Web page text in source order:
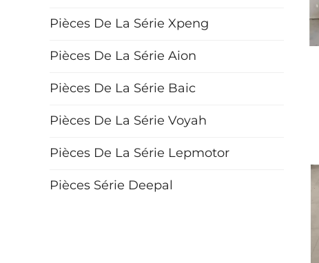
Pièces De La Série Xpeng
Pièces De La Série Aion
Pièces De La Série Baic
Pièces De La Série Voyah
Pièces De La Série Lepmotor
Pièces Série Deepal